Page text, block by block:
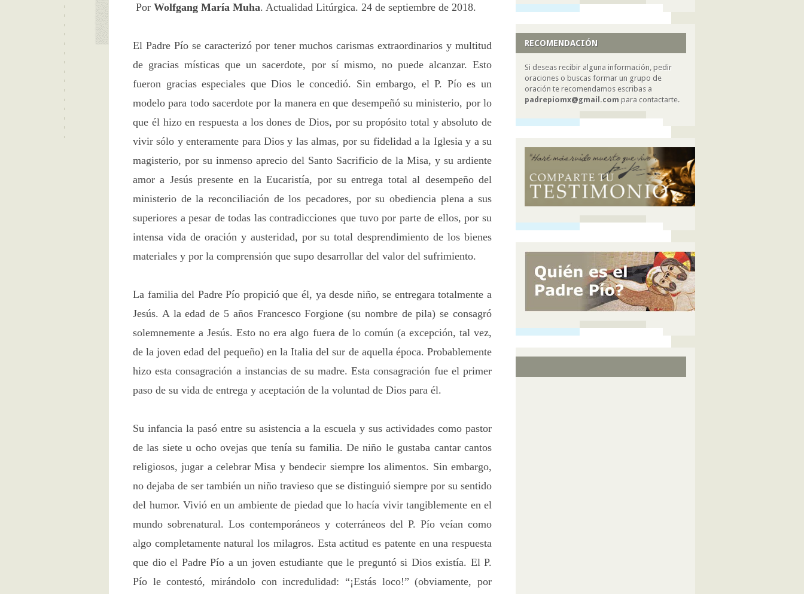
Por Wolfgang María Muha. Actualidad Litúrgica. 24 de septiembre de 2018.
El Padre Pío se caracterizó por tener muchos carismas extraordinarios y multitud
de gracias místicas que un sacerdote, por sí mismo, no puede alcanzar. Esto
fueron gracias especiales que Dios le concedió. Sin embargo, el P. Pío es un
modelo para todo sacerdote por la manera en que desempeñó su ministerio, por lo
que él hizo en respuesta a los dones de Dios, por su propósito total y absoluto de
vivir sólo y enteramente para Dios y las almas, por su fidelidad a la Iglesia y a su
magisterio, por su inmenso aprecio del Santo Sacrificio de la Misa, y su ardiente
amor a Jesús presente en la Eucaristía, por su entrega total al desempeño del
ministerio de la reconciliación de los pecadores, por su obediencia plena a sus
superiores a pesar de todas las contradicciones que tuvo por parte de ellos, por su
intensa vida de oración y austeridad, por su total desprendimiento de los bienes
materiales y por la comprensión que supo desarrollar del valor del sufrimiento.
La familia del Padre Pío propició que él, ya desde niño, se entregara totalmente a
Jesús. A la edad de 5 años Francesco Forgione (su nombre de pila) se consagró
solemnemente a Jesús. Esto no era algo fuera de lo común (a excepción, tal vez,
de la joven edad del pequeño) en la Italia del sur de aquella época. Probablemente
hizo esta consagración a instancias de su madre. Esta consagración fue el primer
paso de su vida de entrega y aceptación de la voluntad de Dios para él.
Su infancia la pasó entre su asistencia a la escuela y sus actividades como pastor
de las siete u ocho ovejas que tenía su familia. De niño le gustaba cantar cantos
religiosos, jugar a celebrar Misa y bendecir siempre los alimentos. Sin embargo,
no dejaba de ser también un niño travieso que se distinguió siempre por su sentido
del humor. Vivió en un ambiente de piedad que lo hacía vivir tangiblemente en el
mundo sobrenatural. Los contemporáneos y coterráneos del P. Pío veían como
algo completamente natural los milagros. Esta actitud es patente en una respuesta
que dio el Padre Pío a un joven estudiante que le preguntó si Dios existía. El P.
Pío le contestó, mirándolo con incredulidad: “¡Estás loco!” (obviamente, por
RECOMENDACIÓN
Si deseas recibir alguna información, pedir
oraciones o buscas formar un grupo de
oración te recomendamos escribas a
padrepiomx@gmail.com para contactarte.